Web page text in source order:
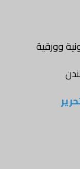
وورقية